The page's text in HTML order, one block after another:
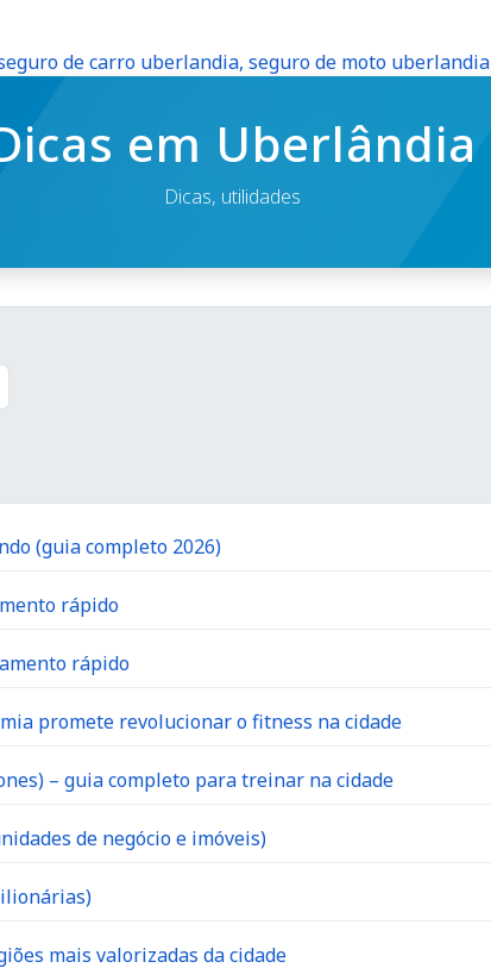
de carro uberlandia, seguro de moto uberlandia
em Uberlândia
Dicas, utilidades
(guia completo 2026)
rápido
rápido
promete revolucionar o fitness na cidade
– guia completo para treinar na cidade
de negócio e imóveis)
mais valorizadas da cidade